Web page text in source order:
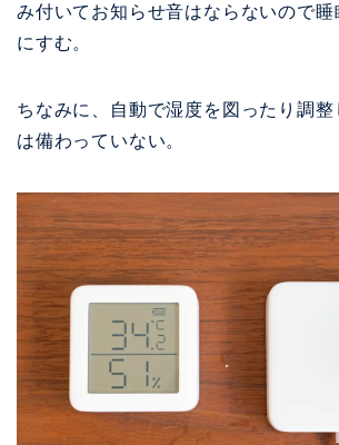
み付いてお知らせ音はならないので
にすむ。
ちなみに、自動で湿度を図ったり調
は備わっていない。